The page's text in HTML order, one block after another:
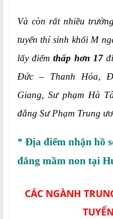
Và còn rất nhiều
tuyển thí sinh khối M
lấy điểmthấp hơn 17
Đức – Thanh Hóa,
Giang, Sư phạm Hà
đẳng Sư Phạm Trung
* Địa điểm nhận hồ
đẳng mầm non tại
CÁC NGÀNH